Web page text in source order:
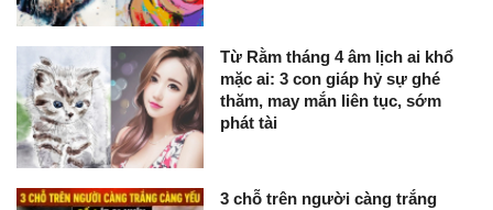
Từ Rằm tháng 4 âm lịch ai khổ
mặc ai: 3 con giáp hỷ sự ghé
thăm, may mắn liên tục, sớm
phát tài
3 chỗ trên người càng trắng